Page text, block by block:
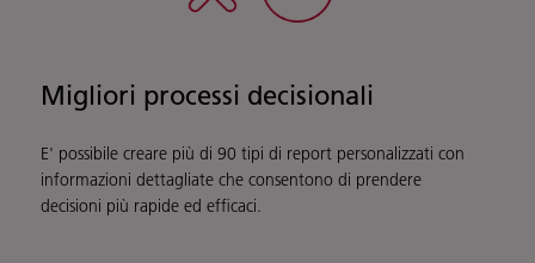
Migliori processi decisionali
E' possibile creare più di 90 tipi di report personalizzati con
informazioni dettagliate che consentono di prendere
decisioni più rapide ed efficaci.